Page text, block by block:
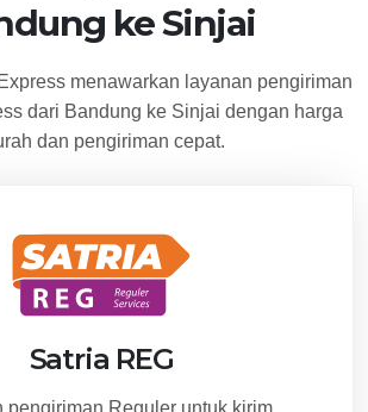
ke Sinjai
menawarkan layanan pengiriman
dari Bandung ke Sinjai dengan harga
dan pengiriman cepat.
Satria REG